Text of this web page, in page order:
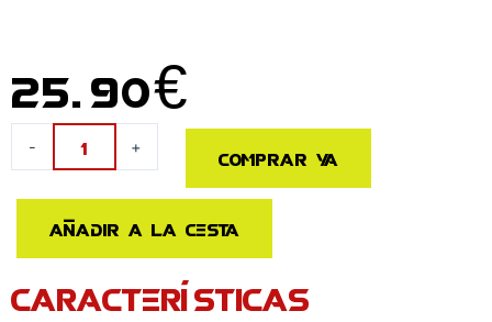
25.90€
-
Shippuden
Madara
cantidad
+ Comprar ya
Añadir a la cesta
CARACTERÍSTICAS